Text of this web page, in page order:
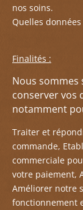
nos soins.
Quelles
Finalités :
Nous sommes
conserver vos
notamment
Traiter et
commande,
commerciale
votre paiement,
Améliorer notre
fonctionnement